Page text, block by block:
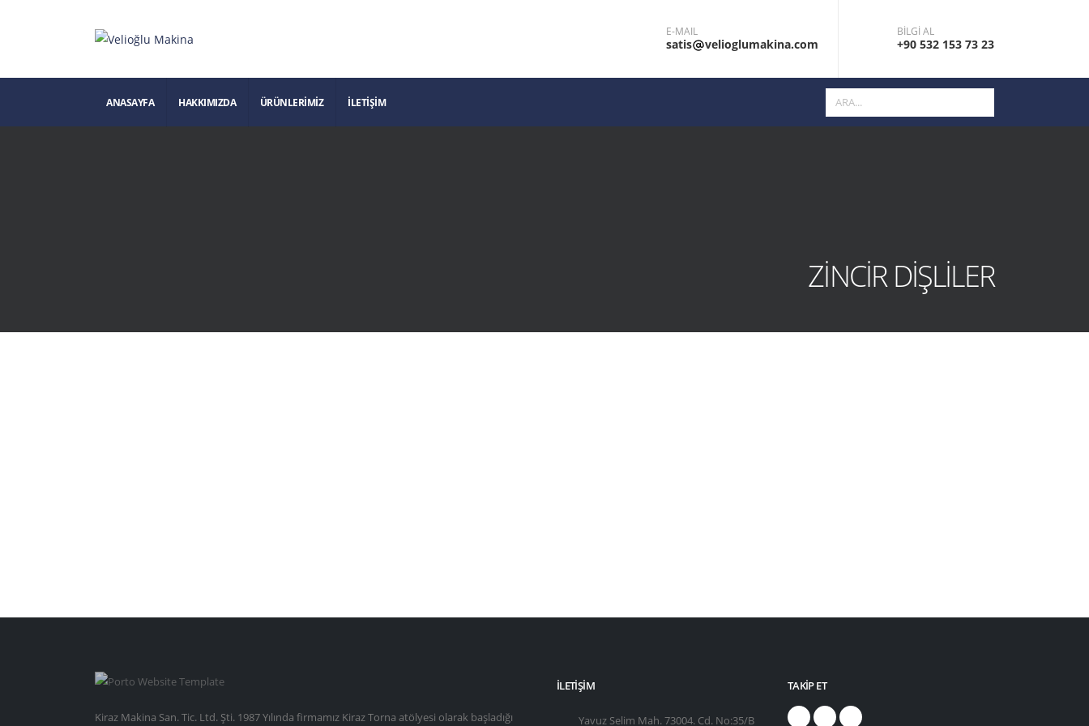
E-MAIL
satis velioglumakina.com
BİLGİ AL
+90 532 153 73 23
ANASAYFA HAKKIMIZDA ÜRÜNLERIMIZ İLETIŞIM
ZINCIR DIŞLILER
Kiraz Makina San. Tic. Ltd. Şti. 1987 Yılında firmamız Kiraz Torna atölyesi olarak başladığı
İLETIŞIM
Yavuz Selim Mah. 73004. Cd. No:35/B
TAKIP ET